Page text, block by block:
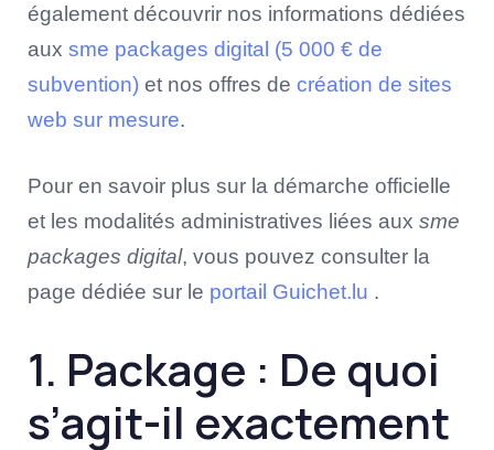
également découvrir nos informations dédiées
aux sme packages digital (5 000 € de
subvention) et nos offres de création de sites
web sur mesure.
Pour en savoir plus sur la démarche officielle
et les modalités administratives liées aux sme
packages digital, vous pouvez consulter la
page dédiée sur le portail Guichet.lu .
1. Package : De quoi
s’agit-il exactement